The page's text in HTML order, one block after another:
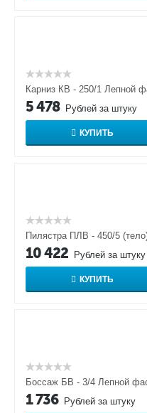
Карниз КВ - 250/1 Лепной
5 478 Рублей за штуку
КУПИТЬ
Пилястра ПЛВ - 450/5
10 422 Рублей за штуку
КУПИТЬ
Боссаж БВ - 3/4 Лепной
1 736 Рублей за штуку